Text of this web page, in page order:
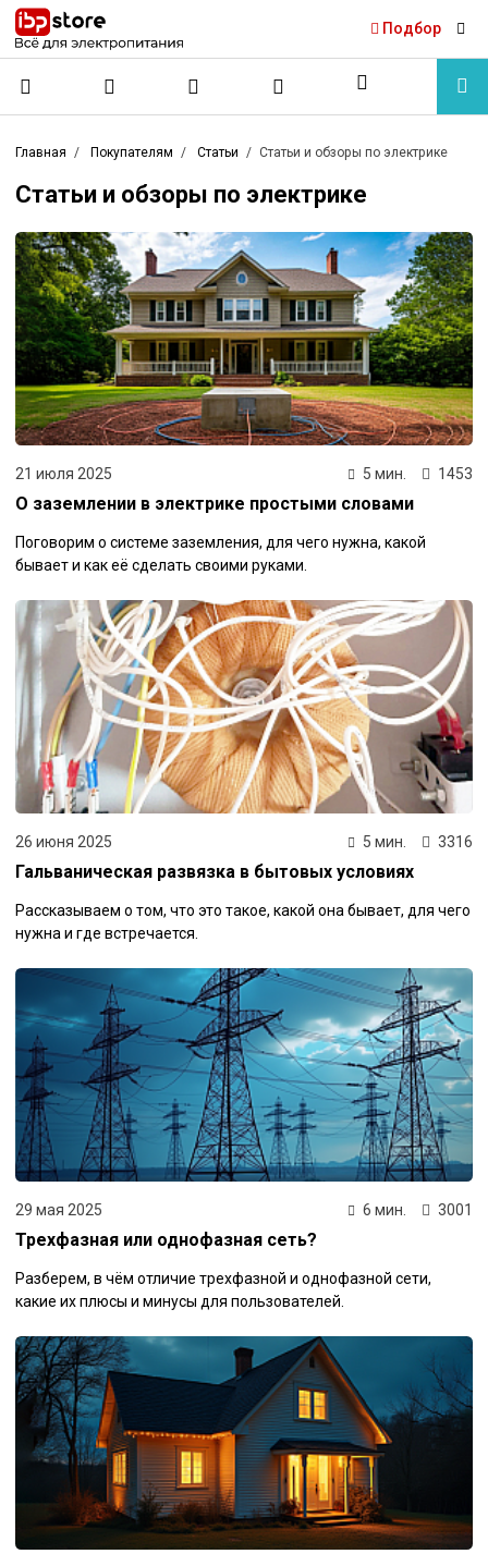
Подбор
Главная Покупателям Статьи Статьи и обзоры по электрике
Статьи и обзоры по электрике
21 июля 2025 5 мин. 1453
О заземлении в электрике простыми словами
Поговорим о системе заземления, для чего нужна, какой
бывает и как её сделать своими руками.
26 июня 2025 5 мин. 3316
Гальваническая развязка в бытовых условиях
Рассказываем о том, что это такое, какой она бывает, для чего
нужна и где встречается.
29 мая 2025 6 мин. 3001
Трехфазная или однофазная сеть?
Разберем, в чём отличие трехфазной и однофазной сети,
какие их плюсы и минусы для пользователей.